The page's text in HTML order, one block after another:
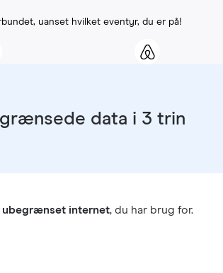
uanset hvilket eventyr, du er på!
data i 3 trin
ubegrænset internet, du har brug for.